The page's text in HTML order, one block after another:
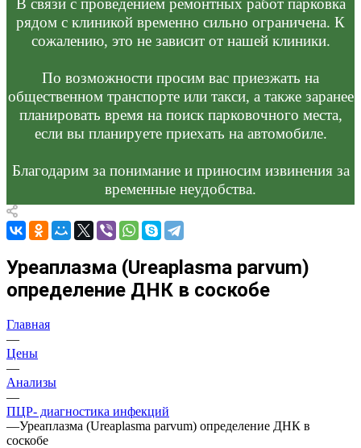
В связи с проведением ремонтных работ парковка
рядом с клиникой временно сильно ограничена. К
сожалению, это не зависит от нашей клиники.
По возможности просим вас приезжать на
общественном транспорте или такси, а также заранее
планировать время на поиск парковочного места,
если вы планируете приехать на автомобиле.
Благодарим за понимание и приносим извинения за
временные неудобства.
Уреаплазма (Ureaplasma parvum)
определение ДНК в соскобе
Главная
—
Цены
—
Анализы
—
ПЦР- диагностика инфекций
—Уреаплазма (Ureaplasma parvum) определение ДНК в
соскобе